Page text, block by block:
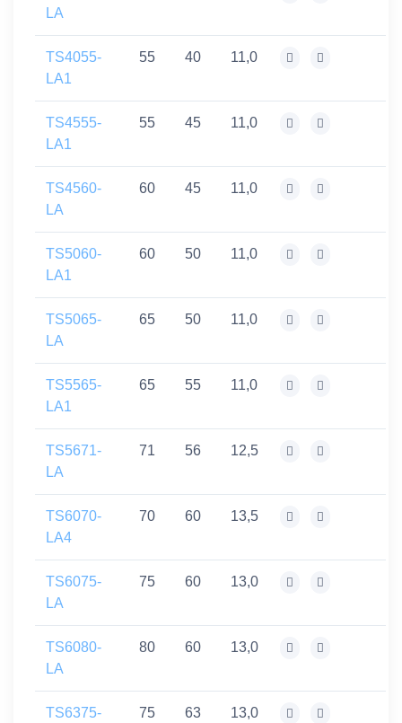
LA
TS4055-
LA1
55 40 11,0
TS4555-
LA1
55 45 11,0
TS4560-
LA
60 45 11,0
TS5060-
LA1
60 50 11,0
TS5065-
LA
65 50 11,0
TS5565-
LA1
65 55 11,0
TS5671-
LA
71 56 12,5
TS6070-
LA4
70 60 13,5
TS6075-
LA
75 60 13,0
TS6080-
LA
80 60 13,0
TS6375-
75 63 13,0